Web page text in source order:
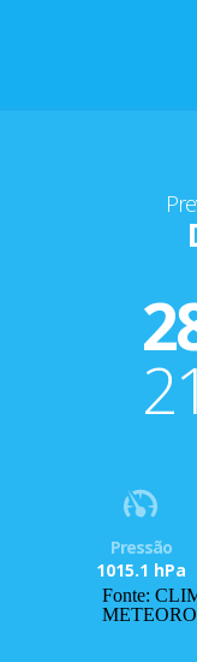
Pressão
1015.1 hPa
Fonte: